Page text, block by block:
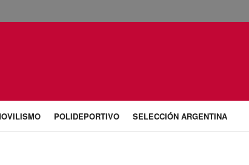
POLIDEPORTIVO SELECCIÓN ARGENTINA